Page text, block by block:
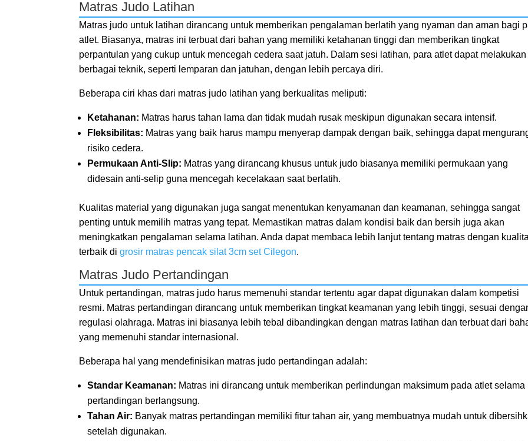
Matras Judo Latihan
Matras judo untuk latihan dirancang untuk memberikan pengalaman berlatih yang nyaman dan aman bagi
atlet. Biasanya, matras ini terbuat dari bahan yang memiliki ketahanan tinggi dan memberikan tingkat
perpantulan yang cukup untuk mencegah cedera saat jatuh. Dalam sesi latihan, para atlet dapat melakukan
berbagai teknik, seperti lemparan dan jatuhan, dengan lebih percaya diri.
Beberapa ciri khas dari matras judo latihan yang berkualitas meliputi:
Ketahanan: Matras harus tahan lama dan tidak mudah rusak meskipun digunakan secara intensif.
Fleksibilitas: Matras yang baik harus mampu menyerap dampak dengan baik, sehingga dapat
risiko cedera.
Permukaan Anti-Slip: Matras yang dirancang khusus untuk judo biasanya memiliki permukaan yang
didesain anti-selip guna mencegah kecelakaan saat berlatih.
Kualitas material yang digunakan juga sangat menentukan kenyamanan dan keamanan, sehingga sangat
penting untuk memilih matras yang tepat. Memastikan matras dalam kondisi baik dan bersih juga akan
meningkatkan pengalaman selama latihan. Anda dapat membaca lebih lanjut tentang matras dengan
terbaik digrosir matras pencak silat 3cm set Cilegon.
Matras Judo Pertandingan
Untuk pertandingan, matras judo harus memenuhi standar tertentu agar dapat digunakan dalam kompetisi
resmi. Matras pertandingan dirancang untuk memberikan tingkat keamanan yang lebih tinggi, sesuai
regulasi olahraga. Matras ini biasanya lebih tebal dibandingkan dengan matras latihan dan terbuat dari
yang memenuhi standar internasional.
Beberapa hal yang mendefinisikan matras judo pertandingan adalah:
Standar Keamanan: Matras ini dirancang untuk memberikan perlindungan maksimum pada atlet selama
pertandingan berlangsung.
Tahan Air: Banyak matras pertandingan memiliki fitur tahan air, yang membuatnya mudah untuk
setelah digunakan.